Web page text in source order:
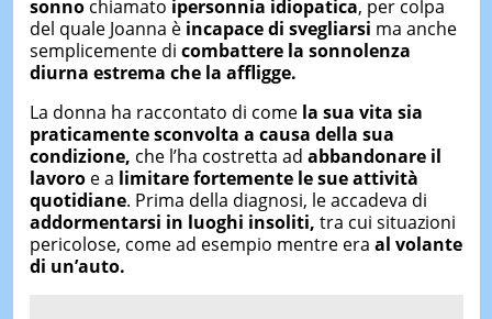
sonnochiamato ipersonnia idiopatica, per colpa
del quale Joanna è incapace di svegliarsi ma anche
semplicemente di combattere la sonnolenza
diurna estrema che la affligge.
La donna ha raccontato di come la sua vita sia
praticamente sconvolta a causa della sua
condizione, che l’ha costretta ad abbandonare il
lavoroe a limitare fortemente le sue attività
quotidiane. Prima della diagnosi, le accadeva di
addormentarsi in luoghi insoliti, tra cui situazioni
pericolose, come ad esempio mentre era al volante
di un’auto.